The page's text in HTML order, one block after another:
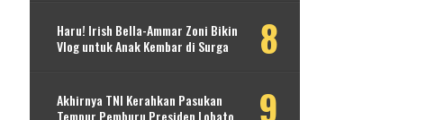
Haru! Irish Bella-Ammar Zoni Bikin
Vlog untuk Anak Kembar di Surga
Akhirnya TNI Kerahkan Pasukan
Tempur Pemburu Presiden Lobato